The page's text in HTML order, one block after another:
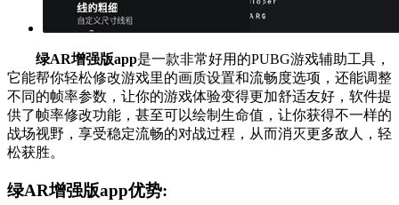
绿AR增强版app是一款非常好用的PUBG游戏辅助工具，
它能帮你轻松修改游戏里的画质设置和流畅度选项，还能调整
不同的帧率参数，让你的游戏体验变得更加舒适友好，软件提
供了帧率修改功能，甚至可以绘制生命值，让你获得不一样的
战场视野，享受稳定流畅的对战过程，从而消灭更多敌人，轻
松获胜。
绿AR增强版app优势: